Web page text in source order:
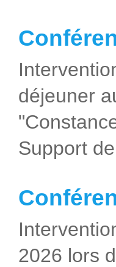
déjeuner
Support
2026 lors